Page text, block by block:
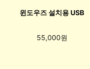
윈도우즈 설치용 USB
55,000원